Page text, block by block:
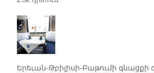
Երեւան-Թբիլիսի-Բաթումի գնացքի